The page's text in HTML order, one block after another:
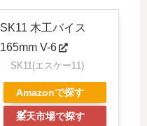
SK11 木工バイス
165mm V-6
SK11(エスケー11)
Amazonで探す
楽天市場で探す